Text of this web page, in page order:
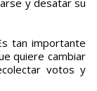
y desatar su
tan importante
quiere cambiar
votos y